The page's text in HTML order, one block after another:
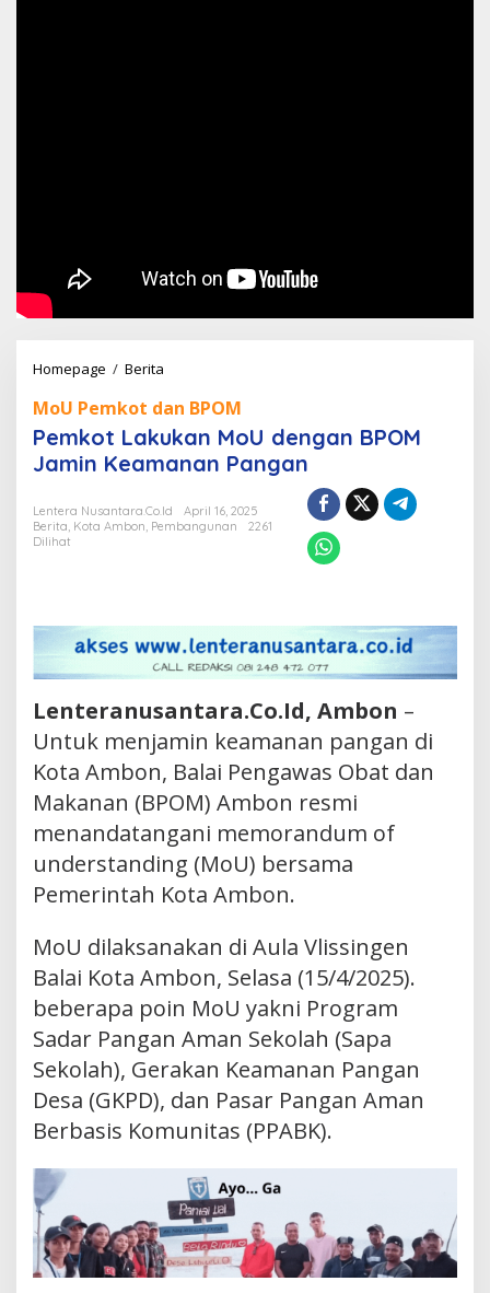
Homepage / Berita
MoU
dengan
BPOM
Keamanan
Pangan
MoU Pemkot dan BPOM
Pemkot Lakukan MoU dengan BPOM
Jamin Keamanan Pangan
Lentera Nusantara.Co.Id
April 16, 2025
Berita Kota Ambon Pembangunan
2261
Dilihat
Lenteranusantara.Co.Id, Ambon –
Untuk menjamin keamanan pangan di
Kota Ambon, Balai Pengawas Obat dan
Makanan (BPOM) Ambon resmi
menandatangani memorandum of
understanding (MoU) bersama
Pemerintah Kota Ambon.
MoU dilaksanakan di Aula Vlissingen
Balai Kota Ambon, Selasa (15/4/2025).
beberapa poin MoU yakni Program
Sadar Pangan Aman Sekolah (Sapa
Sekolah), Gerakan Keamanan Pangan
Desa (GKPD), dan Pasar Pangan Aman
Berbasis Komunitas (PPABK).